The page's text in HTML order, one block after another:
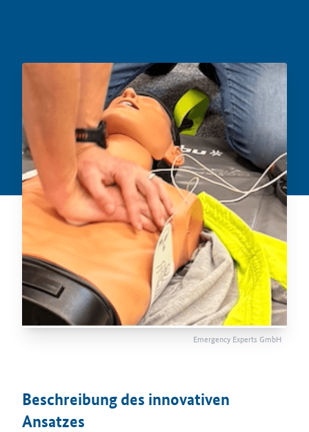
Emergency Experts GmbH
Beschreibung des innovativen
Ansatzes